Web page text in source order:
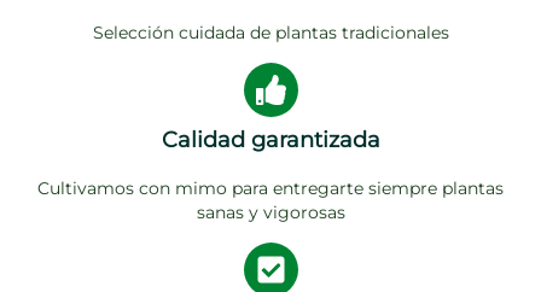
Selección cuidada de plantas tradicionales
Calidad garantizada
Cultivamos con mimo para entregarte siempre plantas
sanas y vigorosas